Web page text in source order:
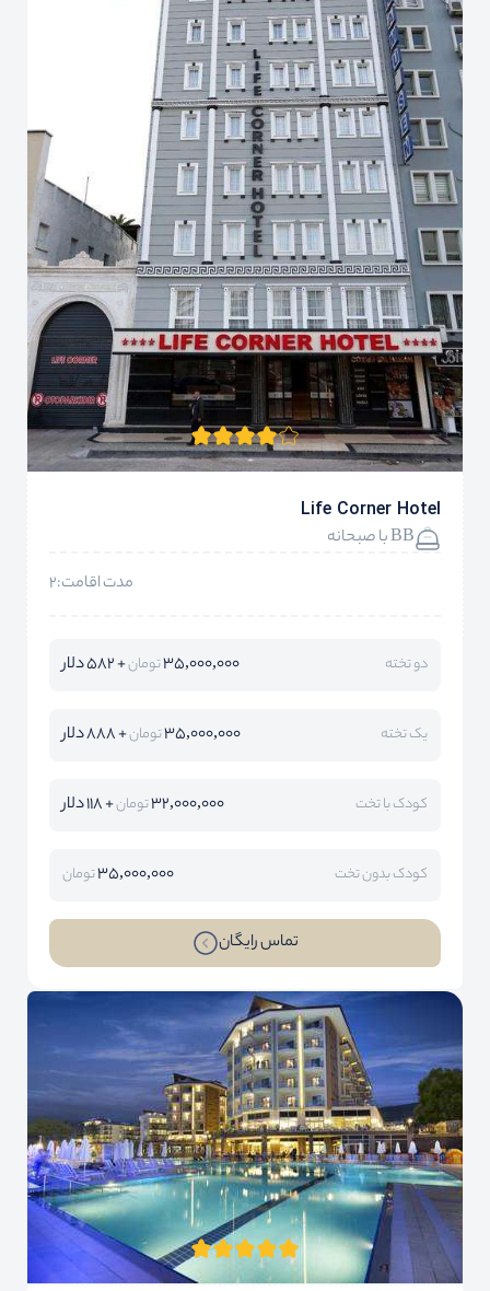
Life Corner Hotel
BB با صبحانه
مدت اقامت:2
دو تخته 35,000,000تومان+ 582 دلار
یک تخته 35,000,000تومان+ 888 دلار
کودک با تخت 32,000,000تومان+ 118 دلار
کودک بدون تخت 35,000,000تومان
تماس رایگان